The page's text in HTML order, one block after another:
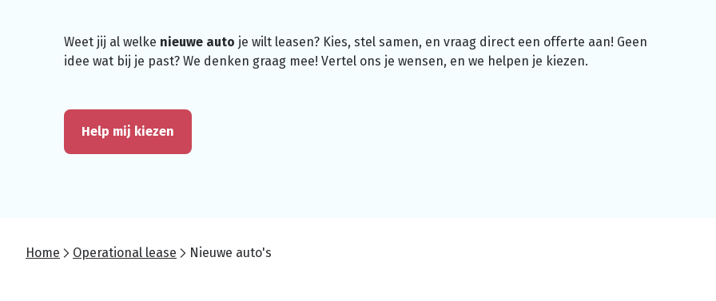
Weet jij al welke nieuwe auto je wilt leasen? Kies, stel samen, en vraag direct een offerte aan! Geen
idee wat bij je past? We denken graag mee! Vertel ons je wensen, en we helpen je kiezen.
Help mij kiezen
Home Operational lease Nieuwe auto's